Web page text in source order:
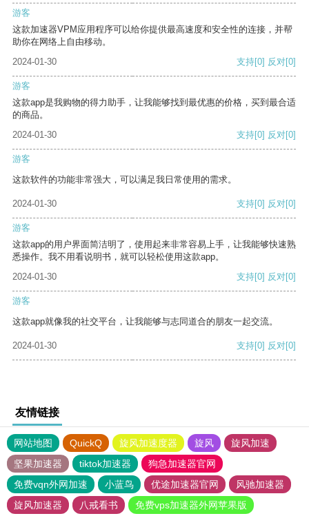
游客
这款加速器VPM应用程序可以给你提供最高速度和安全性的连接，并帮
助你在网络上自由移动。
2024-01-30
支持[0] 反对[0]
游客
这款app是我购物的得力助手，让我能够找到最优惠的价格，买到最合适
的商品。
2024-01-30
支持[0] 反对[0]
游客
这款软件的功能非常强大，可以满足我日常使用的需求。
2024-01-30 支持[0] 反对[0]
游客
这款app的用户界面简洁明了，使用起来非常容易上手，让我能够快速熟
悉操作。我不用看说明书，就可以轻松使用这款app。
2024-01-30
支持[0] 反对[0]
游客
这款app就像我的社交平台，让我能够与志同道合的朋友一起交流。
2024-01-30 支持[0] 反对[0]
友情链接
网站地图 QuickQ 旋风加速度器 旋风
旋风加速
坚果加速器
tiktok加速器
狗急加速器官网
免费vqn外网加速
小蓝鸟 优途加速器官网
风驰加速器
旋风加速器
八戒看书 免费vps加速器外网苹果版